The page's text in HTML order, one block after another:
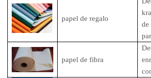
papel de regalo
de
papel de fibra